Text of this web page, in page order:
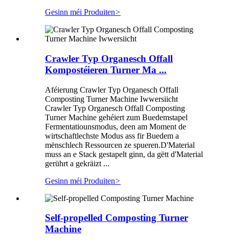
Gesinn méi Produiten>
Crawler Typ Organesch Offall
Kompostéieren Turner Ma ...
Aféierung Crawler Typ Organesch Offall
Composting Turner Machine Iwwersiicht
Crawler Typ Organesch Offall Composting
Turner Machine gehéiert zum Buedemstapel
Fermentatiounsmodus, deen am Moment de
wirtschaftlechste Modus ass fir Buedem a
mënschlech Ressourcen ze spueren.D'Material
muss an e Stack gestapelt ginn, da gëtt d'Material
gerührt a gekräizt ...
Gesinn méi Produiten>
Self-propelled Composting Turner
Machine